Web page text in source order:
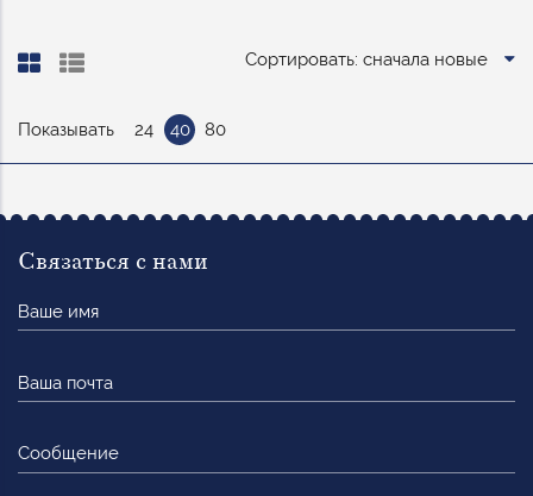
Сортировать: сначала новые
Показывать 24 40 80
Связаться с нами
имя
почта
Сообщение